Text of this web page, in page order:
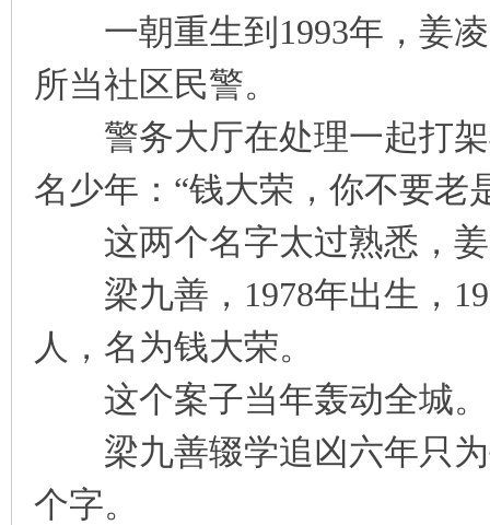
一朝重生到1993年，姜凌
所当社区民警。
警务大厅在处理一起打架
名少年：“钱大荣，你不要
这两个名字太过熟悉，姜
梁九善，1978年出生，
人，名为钱大荣。
这个案子当年轰动全城。
梁九善辍学追凶六年只为
个字。